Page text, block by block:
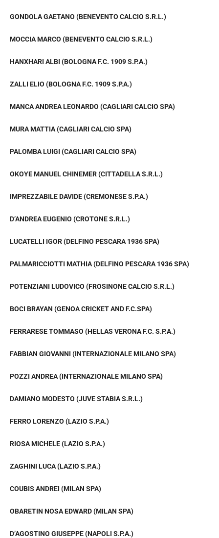
GONDOLA GAETANO (BENEVENTO CALCIO S.R.L.)
MOCCIA MARCO (BENEVENTO CALCIO S.R.L.)
HANXHARI ALBI (BOLOGNA F.C. 1909 S.P.A.)
ZALLI ELIO (BOLOGNA F.C. 1909 S.P.A.)
MANCA ANDREA LEONARDO (CAGLIARI CALCIO SPA)
MURA MATTIA (CAGLIARI CALCIO SPA)
PALOMBA LUIGI (CAGLIARI CALCIO SPA)
OKOYE MANUEL CHINEMER (CITTADELLA S.R.L.)
IMPREZZABILE DAVIDE (CREMONESE S.P.A.)
D’ANDREA EUGENIO (CROTONE S.R.L.)
LUCATELLI IGOR (DELFINO PESCARA 1936 SPA)
PALMARICCIOTTI MATHIA (DELFINO PESCARA 1936 SPA)
POTENZIANI LUDOVICO (FROSINONE CALCIO S.R.L.)
BOCI BRAYAN (GENOA CRICKET AND F.C.SPA)
FERRARESE TOMMASO (HELLAS VERONA F.C. S.P.A.)
FABBIAN GIOVANNI (INTERNAZIONALE MILANO SPA)
POZZI ANDREA (INTERNAZIONALE MILANO SPA)
DAMIANO MODESTO (JUVE STABIA S.R.L.)
FERRO LORENZO (LAZIO S.P.A.)
RIOSA MICHELE (LAZIO S.P.A.)
ZAGHINI LUCA (LAZIO S.P.A.)
COUBIS ANDREI (MILAN SPA)
OBARETIN NOSA EDWARD (MILAN SPA)
D’AGOSTINO GIUSEPPE (NAPOLI S.P.A.)